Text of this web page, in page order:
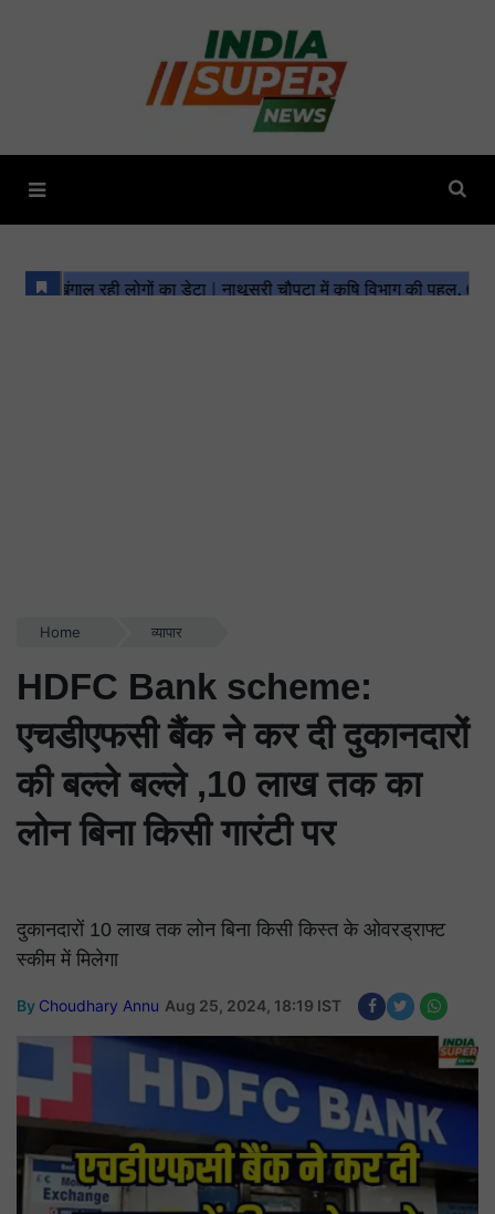
Home व्यापार
HDFC Bank scheme:
एचडीएफसी बैंक ने कर दी दुकानदारों
की बल्ले बल्ले ,10 लाख तक का
लोन बिना किसी गारंटी पर
दुकानदारों 10 लाख तक लोन बिना किसी किस्त के ओवरड्राफ्ट
स्कीम में मिलेगा
By Choudhary Annu Aug 25, 2024, 18:19 IST